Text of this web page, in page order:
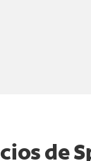
de